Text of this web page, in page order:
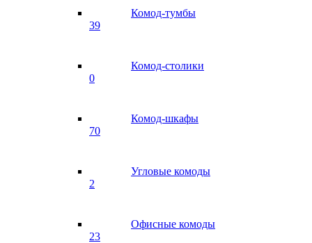
Комод-тумбы
39
Комод-столики
0
Комод-шкафы
70
Угловые комоды
2
Офисные комоды
23